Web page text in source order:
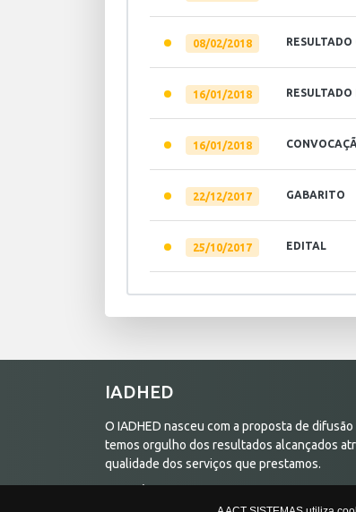
08/02/2018 RESULTADO
16/01/2018 RESULTADO
16/01/2018
22/12/2017 GABARITO
25/10/2017 EDITAL
IADHED
O IADHED nasceu com a proposta de
temos orgulho dos resultados alcançados
qualidade dos serviços que prestamos.